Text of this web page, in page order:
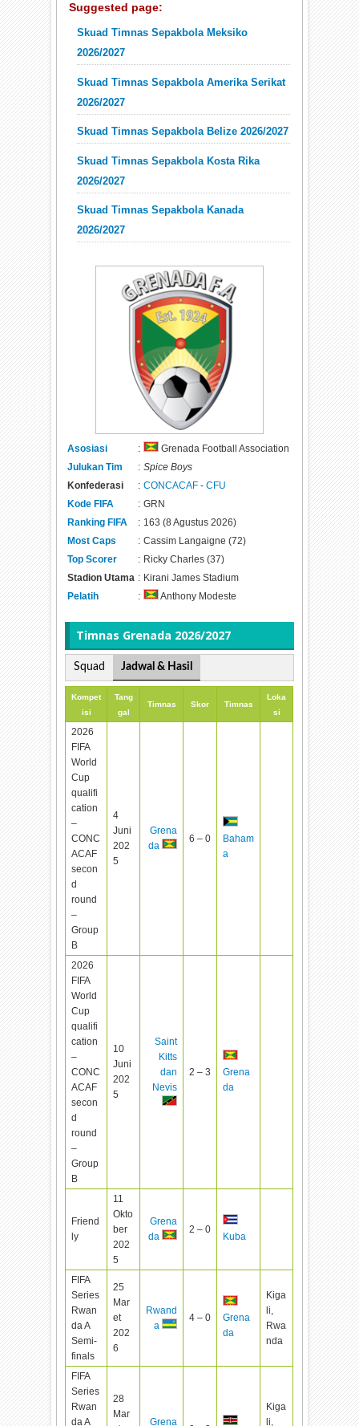
Suggested page:
Skuad Timnas Sepakbola Meksiko
2026/2027
Skuad Timnas Sepakbola Amerika Serikat
2026/2027
Skuad Timnas Sepakbola Belize 2026/2027
Skuad Timnas Sepakbola Kosta Rika
2026/2027
Skuad Timnas Sepakbola Kanada
2026/2027
Asosiasi :
Grenada Football Association
Julukan Tim
: Spice Boys
Konfederasi
: CONCACAF -CFU
Kode FIFA
: GRN
Ranking FIFA
: 163 (8 Agustus 2026)
Most Caps
: Cassim Langaigne (72)
Top Scorer
: Ricky Charles (37)
Stadion Utama : Kirani James Stadium
Pelatih
: Anthony Modeste
Timnas Grenada 2026/2027
Squad Jadwal & Hasil
Kompet
isi
Tang
gal
Timnas Skor Timnas
Loka
si
2026
FIFA
World
Cup
qualifi
cation
–
CONC
ACAF
secon
d
round
–
Group
B
4
Juni
202
5
Grena
da
6 – 0
Baham
a
2026
FIFA
World
Cup
qualifi
cation
–
CONC
ACAF
secon
d
round
–
Group
B
10
Juni
202
5
Saint
Kitts
dan
Nevis
2 – 3
Grena
da
Friend
ly
11
Okto
ber
202
5
Grena
da
2 – 0
Kuba
FIFA
Series
Rwan
da A
Semi-
finals
25
Mar
et
202
6
Rwand
a
4 – 0
Grena
da
Kiga
li,
Rwa
nda
FIFA
Series
Rwan
da A
28
Mar
Grena
Kiga
li,